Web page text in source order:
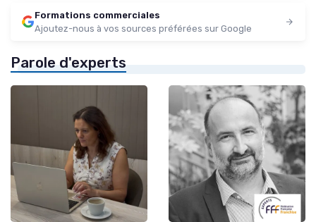
Formations commerciales
Ajoutez-nous à vos sources préférées sur Google
Parole d'experts